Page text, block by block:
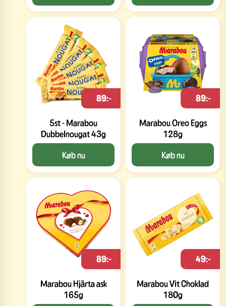
5st - Marabou
Dubbelnougat 43g
89:-
Køb nu
Marabou Oreo Eggs
128g
89:-
Køb nu
Marabou Hjärta ask
165g
89:-
Marabou Vit Choklad
180g
49:-